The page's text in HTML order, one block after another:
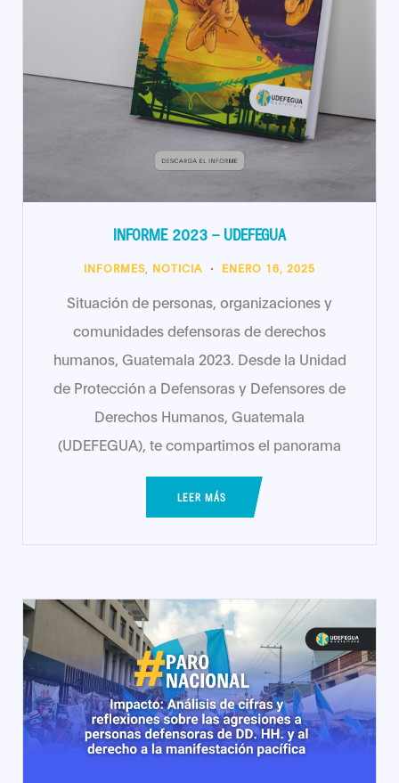
INFORME 2023 – UDEFEGUA
INFORMES NOTICIA ENERO 16, 2025
Situación de personas, organizaciones y
comunidades defensoras de derechos
humanos, Guatemala 2023. Desde la Unidad
de Protección a Defensoras y Defensores de
Derechos Humanos, Guatemala
(UDEFEGUA), te compartimos el panorama
LEER MÁS